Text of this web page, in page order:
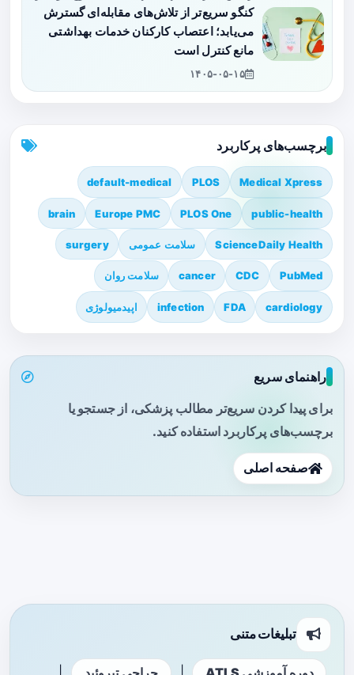
کنگو سریع‌تر از تلاش‌های مقابله‌ای گسترش
می‌یابد؛ اعتصاب کارکنان خدمات بهداشتی
مانع کنترل است
۱۴۰۵-۰۵-۱۵
برچسب‌های پرکاربرد
Medical Xpress
PLOS
default-medical
public-health
PLOS One
Europe PMC
brain
ScienceDaily Health سلامت عمومی surgery
PubMed
CDC
cancer سلامت روان
cardiology
FDA
infection اپیدمیولوژی
راهنمای سریع
برای پیدا کردن سریع‌تر مطالب پزشکی، از جستجو یا
برچسب‌های پرکاربرد استفاده کنید.
صفحه اصلی
تبلیغات متنی